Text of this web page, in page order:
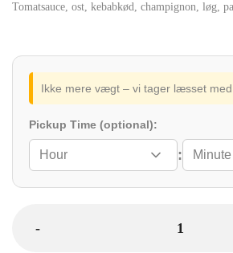
Tomatsauce, ost, kebabkød, champignon, løg,
Ikke mere vægt – vi tager læsset
Pickup Time (optional):
: